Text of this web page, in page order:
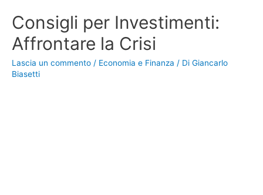
Consigli per Investimenti:
Affrontare la Crisi
Lascia un commento / Economia e Finanza / Di Giancarlo
Biasetti